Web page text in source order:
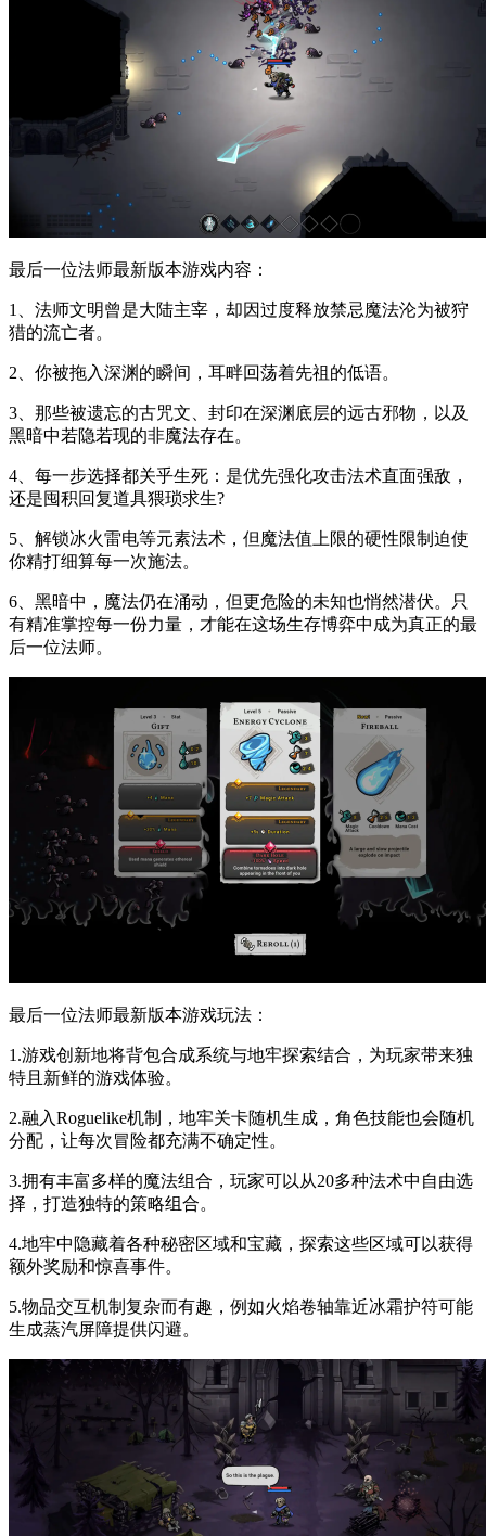
最后一位法师最新版本游戏内容：
1、法师文明曾是大陆主宰，却因过度释放禁忌魔法沦为被狩
猎的流亡者。
2、你被拖入深渊的瞬间，耳畔回荡着先祖的低语。
3、那些被遗忘的古咒文、封印在深渊底层的远古邪物，以及
黑暗中若隐若现的非魔法存在。
4、每一步选择都关乎生死：是优先强化攻击法术直面强敌，
还是囤积回复道具猥琐求生?
5、解锁冰火雷电等元素法术，但魔法值上限的硬性限制迫使
你精打细算每一次施法。
6、黑暗中，魔法仍在涌动，但更危险的未知也悄然潜伏。只
有精准掌控每一份力量，才能在这场生存博弈中成为真正的最
后一位法师。
最后一位法师最新版本游戏玩法：
1.游戏创新地将背包合成系统与地牢探索结合，为玩家带来独
特且新鲜的游戏体验。
2.融入Roguelike机制，地牢关卡随机生成，角色技能也会随机
分配，让每次冒险都充满不确定性。
3.拥有丰富多样的魔法组合，玩家可以从20多种法术中自由选
择，打造独特的策略组合。
4.地牢中隐藏着各种秘密区域和宝藏，探索这些区域可以获得
额外奖励和惊喜事件。
5.物品交互机制复杂而有趣，例如火焰卷轴靠近冰霜护符可能
生成蒸汽屏障提供闪避。